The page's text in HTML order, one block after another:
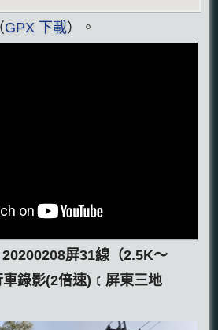
GPX 下載）。
20200208屏31線（2.5K～
錄影(2倍速)﹝屏東三地